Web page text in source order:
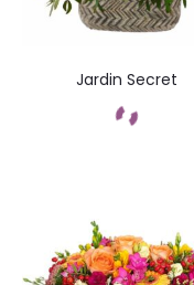
Jardin Secret